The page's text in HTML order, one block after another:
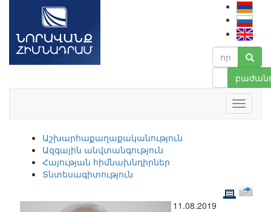
Աշխարհաքաղաքականություն
Ազգային անվտանգություն
Հայության հիմնախնդիրներ
Տնտեսագիտություն
11.08.2019